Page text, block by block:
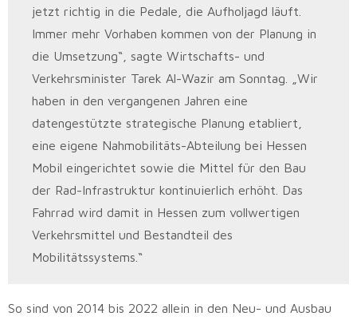
jetzt richtig in die Pedale, die Aufholjagd läuft.
Immer mehr Vorhaben kommen von der Planung in
die Umsetzung“, sagte Wirtschafts- und
Verkehrsminister Tarek Al-Wazir am Sonntag. „Wir
haben in den vergangenen Jahren eine
datengestützte strategische Planung etabliert,
eine eigene Nahmobilitäts-Abteilung bei Hessen
Mobil eingerichtet sowie die Mittel für den Bau
der Rad-Infrastruktur kontinuierlich erhöht. Das
Fahrrad wird damit in Hessen zum vollwertigen
Verkehrsmittel und Bestandteil des
Mobilitätssystems.“
So sind von 2014 bis 2022 allein in den Neu- und Ausbau